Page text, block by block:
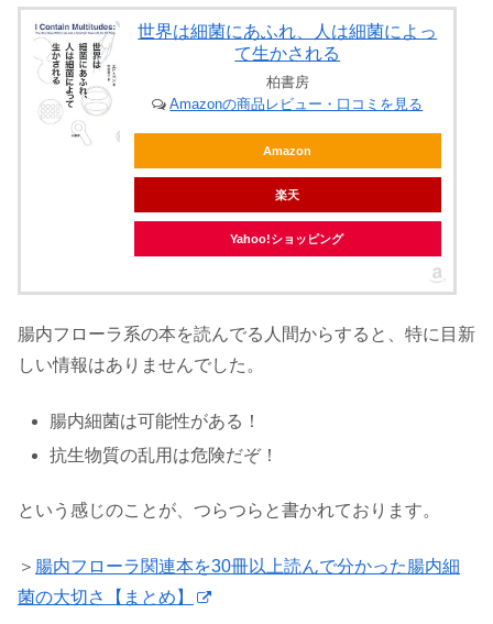
世界は細菌にあふれ、人は細菌によっ
て生かされる
柏書房
Amazonの商品レビュー・口コミを見る
Amazon
楽天
Yahoo!ショッピング
腸内フローラ系の本を読んでる人間からすると、特に目新
しい情報はありませんでした。
腸内細菌は可能性がある！
抗生物質の乱用は危険だぞ！
という感じのことが、つらつらと書かれております。
＞ 腸内フローラ関連本を30冊以上読んで分かった腸内細
菌の大切さ【まとめ】